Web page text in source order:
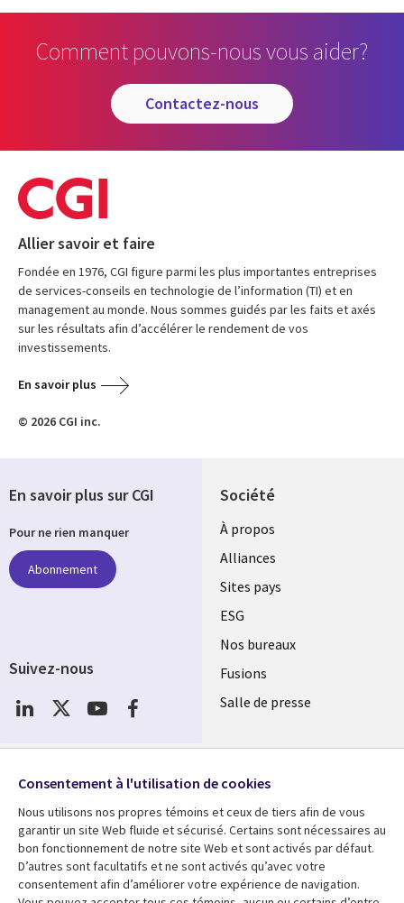
Comment pouvons-nous vous aider?
contactez-nous
Allier savoir et faire
Fondée en 1976, CGI figure parmi les plus importantes entreprises
de services-conseils en technologie de l’information (TI) et en
management au monde. Nous sommes guidés par les faits et axés
sur les résultats afin d’accélérer le rendement de vos
investissements.
En savoir plus
© 2026 CGI inc.
Société
À propos
Alliances
Sites pays
ESG
Nos bureaux
Fusions
Salle de presse
Ressources
Articles
Blogues
Études de cas
Support
Accessibilité
Données Personnelles
Restrictions et
conditions juridiques
En savoir plus sur CGI
Pour ne rien manquer
Abonnement
Suivez-nous
Social
Media
Consentement à l'utilisation de cookies
Nous utilisons nos propres témoins et ceux de tiers afin de vous
garantir un site Web fluide et sécurisé. Certains sont nécessaires au
bon fonctionnement de notre site Web et sont activés par défaut.
D’autres sont facultatifs et ne sont activés qu’avec votre
consentement afin d’améliorer votre expérience de navigation.